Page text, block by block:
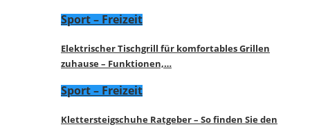
Sport – Freizeit
Elektrischer Tischgrill für komfortables Grillen
zuhause – Funktionen,…
Sport – Freizeit
Klettersteigschuhe Ratgeber – So finden Sie den